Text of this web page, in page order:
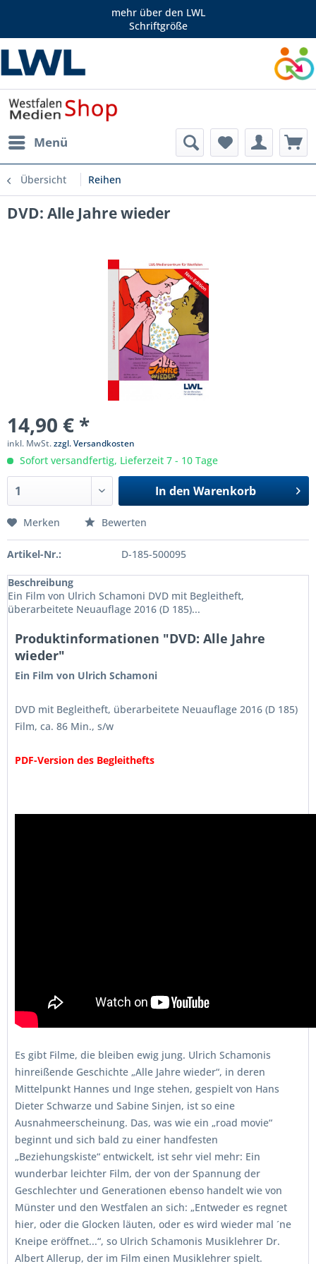
mehr über den LWL
Schriftgröße
Menü
Übersicht Reihen
DVD: Alle Jahre wieder
14,90 € *
inkl. MwSt.zzgl. Versandkosten
Sofort versandfertig, Lieferzeit 7 - 10 Tage
In den Warenkorb
Merken Bewerten
Artikel-Nr.: D-185-500095
Beschreibung
Ein Film von Ulrich Schamoni DVD mit Begleitheft,
überarbeitete Neuauflage 2016 (D 185)...
Produktinformationen "DVD: Alle Jahre
wieder"
Ein Film von Ulrich Schamoni
DVD mit Begleitheft, überarbeitete Neuauflage 2016 (D 185)
Film, ca. 86 Min., s/w
PDF-Version des Begleithefts
Es gibt Filme, die bleiben ewig jung. Ulrich Schamonis
hinreißende Geschichte „Alle Jahre wieder“, in deren
Mittelpunkt Hannes und Inge stehen, gespielt von Hans
Dieter Schwarze und Sabine Sinjen, ist so eine
Ausnahmeerscheinung. Das, was wie ein „road movie“
beginnt und sich bald zu einer handfesten
„Beziehungskiste“ entwickelt, ist sehr viel mehr: Ein
wunderbar leichter Film, der von der Spannung der
Geschlechter und Generationen ebenso handelt wie von
Münster und den Westfalen an sich: „Entweder es regnet
hier, oder die Glocken läuten, oder es wird wieder mal ´ne
Kneipe eröffnet...“, so Ulrich Schamonis Musiklehrer Dr.
Albert Allerup, der im Film einen Musiklehrer spielt.